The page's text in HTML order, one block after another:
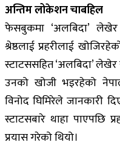
अन्तिम लोकेशन चाबहिल
फेसबुकमा ‘अलबिदा’
श्रेष्ठलाई प्रहरीलाई
स्टाटससहित ‘अलबिदा’ लेखेर
उनको खोजी भइरहेको
विनोद घिमिरेले जानकारी
स्टाटसबारे थाहा पाएपछि
प्रयास गरेको थियो।